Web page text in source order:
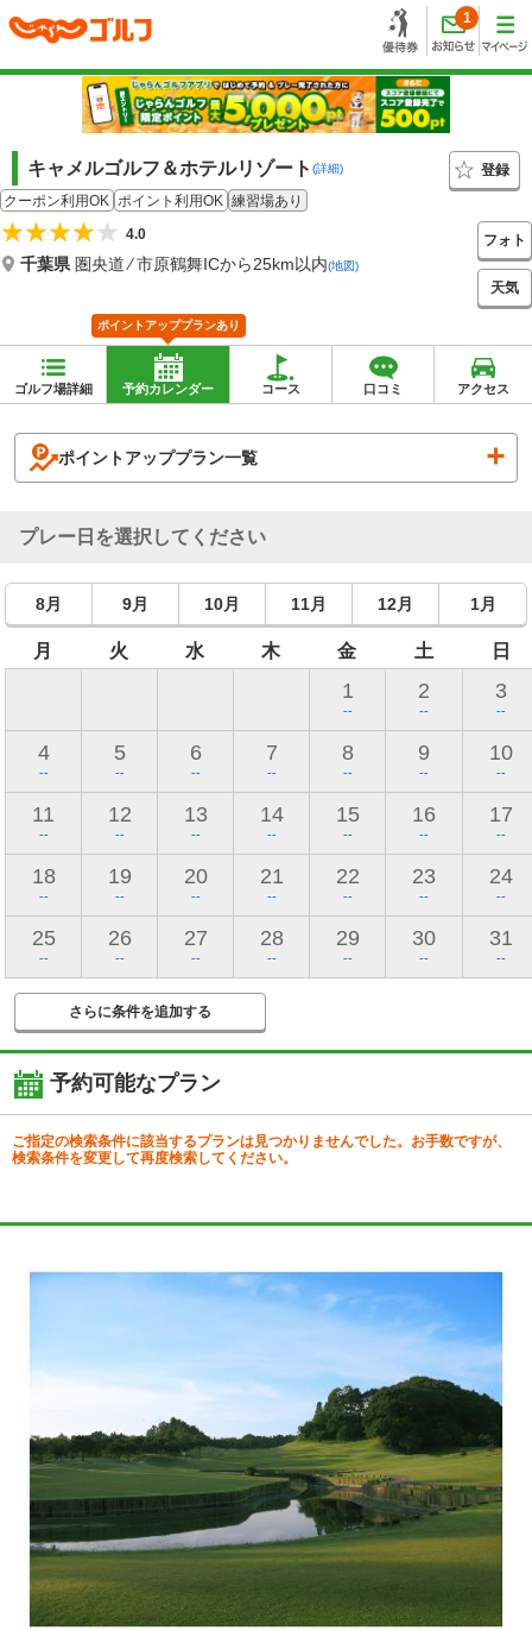
1
キャメルゴルフ＆ホテルリゾート (詳細)
登録
クーポン利用OK ポイント利用OK 練習場あり
4.0
千葉県 圏央道 ⁄ 市原鶴舞ICから25km以内(地図)
フォト
天気
ゴルフ場詳細 予約カレンダー
ポイントアッププランあり
コース 口コミ アクセス
ポイントアッププラン一覧
プレー日を選択してください
8月 9月 10月 11月 12月 1月
月 火 水 木 金 土 日
1
--
2
--
3
--
4
--
5
--
6
--
7
--
8
--
9
--
10
--
11
--
12
--
13
--
14
--
15
--
16
--
17
--
18
--
19
--
20
--
21
--
22
--
23
--
24
--
25
--
26
--
27
--
28
--
29
--
30
--
31
--
さらに条件を追加する
予約可能なプラン
ご指定の検索条件に該当するプランは見つかりませんでした。お手数ですが、
検索条件を変更して再度検索してください。